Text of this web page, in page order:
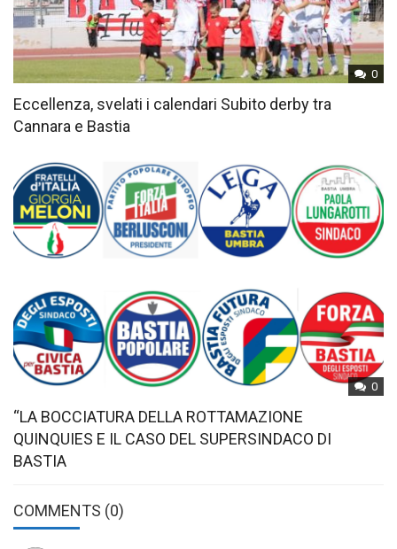
0
Eccellenza, svelati i calendari Subito derby tra
Cannara e Bastia
0
“LA BOCCIATURA DELLA ROTTAMAZIONE
QUINQUIES E IL CASO DEL SUPERSINDACO DI
BASTIA
COMMENTS (0)